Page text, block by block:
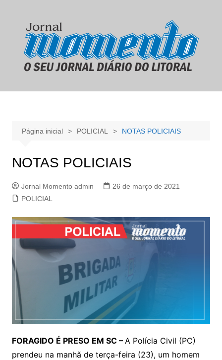
conteúdo
Página inicial POLICIAL NOTAS POLICIAIS
NOTAS POLICIAIS
Jornal Momento admin
26 de março de 2021
POLICIAL
FORAGIDO É PRESO EM SC – A Polícia Civil (PC)
prendeu na manhã de terça-feira (23), um homem